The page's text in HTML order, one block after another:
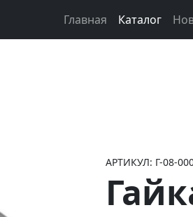
Главная Каталог
АРТИКУЛ: Г-08-